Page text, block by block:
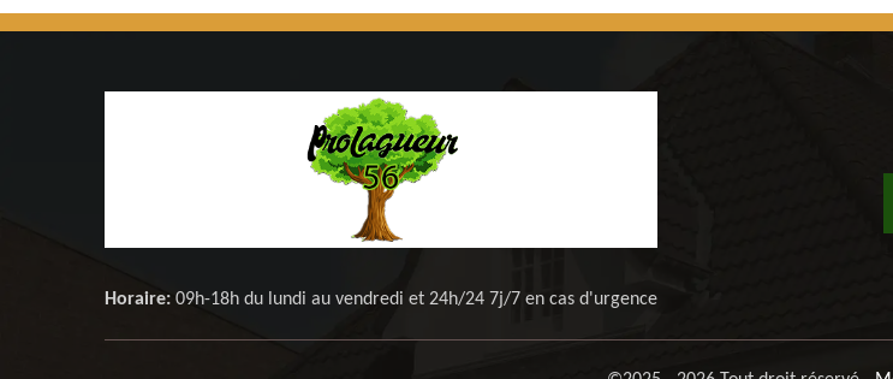
Horaire: 09h-18h du lundi au vendredi et 24h/24 7j/7 en cas d'urgence